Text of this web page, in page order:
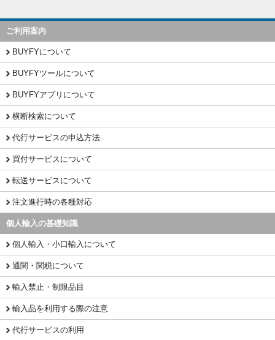
ご利用案内
BUYFYについて
BUYFYツールについて
BUYFYアプリについて
横断検索について
代行サービスの申込方法
買付サービスについて
転送サービスについて
注文進行時の各種対応
個人輸入の基礎知識
個人輸入・小口輸入について
通関・関税について
輸入禁止・制限品目
輸入品を利用する際の注意
代行サービスの利用